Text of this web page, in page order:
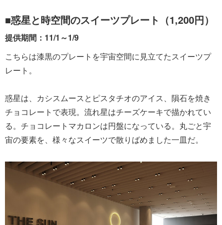
■惑星と時空間のスイーツプレート（1,200円）
提供期間：11/1～1/9
こちらは漆黒のプレートを宇宙空間に見立てたスイーツプ
レート。
惑星は、カシスムースとピスタチオのアイス、隕石を焼き
チョコレートで表現。流れ星はチーズケーキで描かれてい
る。チョコレートマカロンは円盤になっている。丸ごと宇
宙の要素を、様々なスイーツで散りばめました一皿だ。